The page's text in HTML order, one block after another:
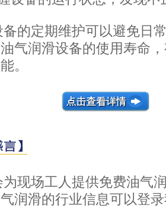
的定期维护可以避免日
气润滑设备的使用寿命
。
现场工人提供免费油气
润滑的行业信息可以登